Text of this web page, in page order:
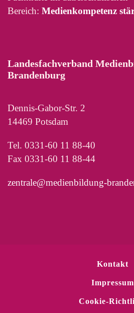
Bereich: Medienkompetenz
Landesfachverband
Brandenburg
Dennis-Gabor-Str. 2
14469 Potsdam
Tel. 0331-60 11 88-40
Fax 0331-60 11 88-44
zentrale@medienbildung-
Kontakt
Impressum
Cookie-